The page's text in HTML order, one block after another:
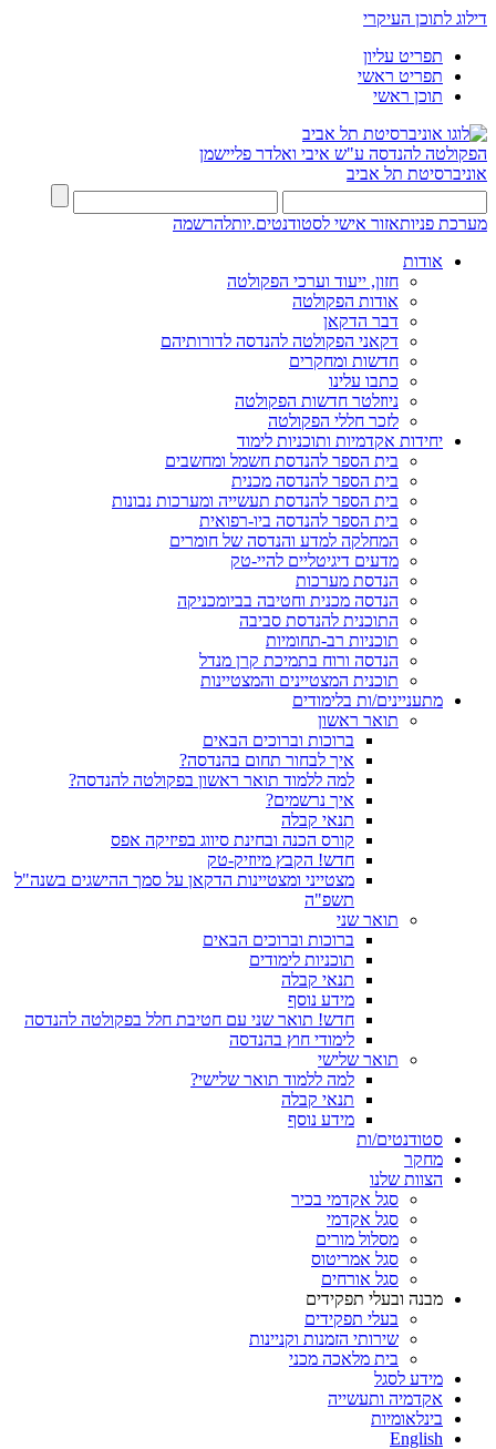
דילוג לתוכן העיקרי
תפריט עליון
תפריט ראשי
תוכן ראשי
הפקולטה להנדסה ע"ש איבי ואלדר פליישמן
אוניברסיטת תל אביב
מערכת פניותאזור אישי לסטודנטים.יותלהרשמה
אודות
חזון, ייעוד וערכי הפקולטה
אודות הפקולטה
דבר הדקאן
דקאני הפקולטה להנדסה לדורותיהם
חדשות ומחקרים
כתבו עלינו
ניוזלטר חדשות הפקולטה
לזכר חללי הפקולטה
יחידות אקדמיות ותוכניות לימוד
בית הספר להנדסת חשמל ומחשבים
בית הספר להנדסה מכנית
בית הספר להנדסת תעשייה ומערכות נבונות
בית הספר להנדסה ביו-רפואית
המחלקה למדע והנדסה של חומרים
מדעים דיגיטליים להיי-טק
הנדסת מערכות
הנדסה מכנית וחטיבה בביומכניקה
התוכנית להנדסת סביבה
תוכניות רב-תחומיות
הנדסה ורוח בתמיכת קרן מנדל
תוכנית המצטיינים והמצטיינות
מתעניינים/ות בלימודים
תואר ראשון
ברוכות וברוכים הבאים
איך לבחור תחום בהנדסה?
למה ללמוד תואר ראשון בפקולטה להנדסה?
איך נרשמים?
תנאי קבלה
קורס הכנה ובחינת סיווג בפיזיקה אפס
חדש! הקבץ מיוזיק-טק
מצטייני ומצטיינות הדקאן על סמך ההישגים בשנה"ל
תשפ"ה
תואר שני
ברוכות וברוכים הבאים
תוכניות לימודים
תנאי קבלה
מידע נוסף
חדש! תואר שני עם חטיבת חלל בפקולטה להנדסה
לימודי חוץ בהנדסה
תואר שלישי
למה ללמוד תואר שלישי?
תנאי קבלה
מידע נוסף
סטודנטים/ות
מחקר
הצוות שלנו
סגל אקדמי בכיר
סגל אקדמי
מסלול מורים
סגל אמריטוס
סגל אורחים
מבנה ובעלי תפקידים
בעלי תפקידים
שירותי הזמנות וקניינות
בית מלאכה מכני
מידע לסגל
אקדמיה ותעשייה
בינלאומיות
English